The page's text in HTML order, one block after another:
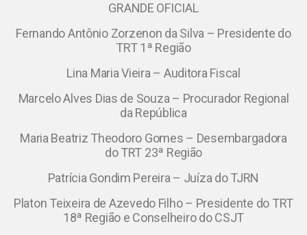
GRANDE OFICIAL
Fernando Antônio Zorzenon da Silva – Presidente do
TRT 1ª Região
Lina Maria Vieira – Auditora Fiscal
Marcelo Alves Dias de Souza – Procurador Regional
da República
Maria Beatriz Theodoro Gomes – Desembargadora
do TRT 23ª Região
Patrícia Gondim Pereira – Juíza do TJRN
Platon Teixeira de Azevedo Filho – Presidente do TRT
18ª Região e Conselheiro do CSJT